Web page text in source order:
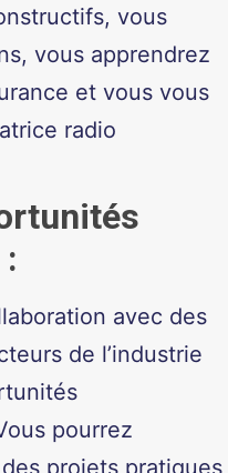
vous
vous apprendrez
et vous vous
radio
:
avec des
de l’industrie
pourrez